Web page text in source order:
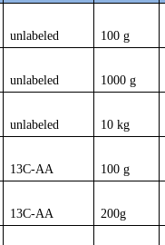
unlabeled 100 g
unlabeled 1000 g
unlabeled 10 kg
13C-AA 100 g
13C-AA 200g